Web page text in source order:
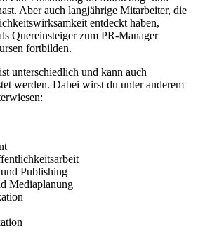
Aber auch langjährige Mitarbeiter, die
entdeckt haben,
Quereinsteiger zum PR-Manager
fortbilden.
unterschiedlich und kann auch
werden. Dabei wirst du unter anderem
Publishing
Mediaplanung